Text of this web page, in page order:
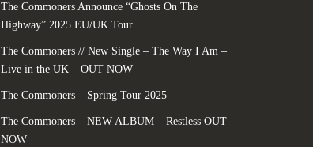
The Commoners Announce “Ghosts On The
Highway” 2025 EU/UK Tour
The Commoners // New Single – The Way I Am –
Live in the UK – OUT NOW
The Commoners – Spring Tour 2025
The Commoners – NEW ALBUM – Restless OUT
NOW